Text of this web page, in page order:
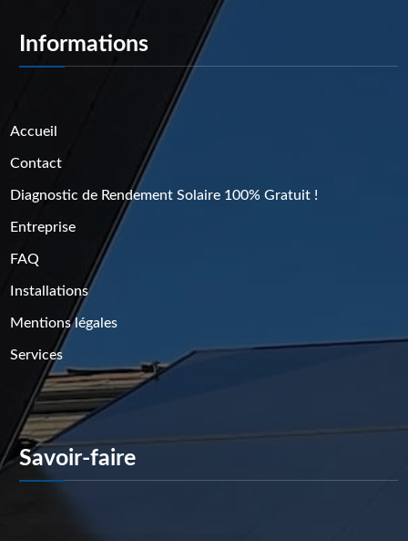
Informations
Accueil
Contact
Diagnostic de Rendement Solaire 100% Gratuit !
Entreprise
FAQ
Installations
Mentions légales
Services
Savoir-faire